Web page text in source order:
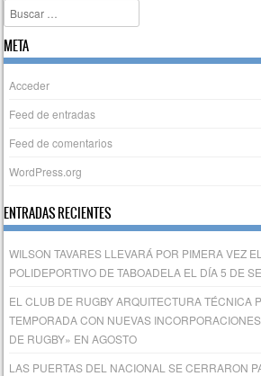
Buscar
META
Acceder
Feed de entradas
Feed de comentarios
WordPress.org
ENTRADAS RECIENTES
WILSON TAVARES LLEVARÁ POR PIMERA VEZ
POLIDEPORTIVO DE TABOADELA EL DÍA 5 DE
EL CLUB DE RUGBY ARQUITECTURA TÉCNICA
TEMPORADA CON NUEVAS
DE RUGBY» EN AGOSTO
LAS PUERTAS DEL NACIONAL SE CERRARON